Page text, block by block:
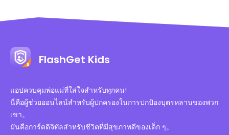
FlashGet Kids
แอปควบคุมพ่อแม่ที่ใส่ใจสำหรับทุกคน!
นี่คือผู้ช่วยออนไลน์สำหรับผู้ปกครองในการปกป้องบุตรหลานของพวก
เขา。
มันคือการ์ดดิจิทัลสำหรับชีวิตที่มีสุขภาพดีของเด็ก ๆ。